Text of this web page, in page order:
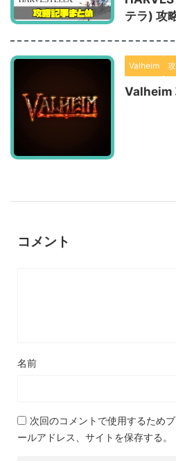
テラ) 攻
Valheim
Valheim
コメント
名前
次回のコメントで使用するため
ールアドレス、サイトを保存する。